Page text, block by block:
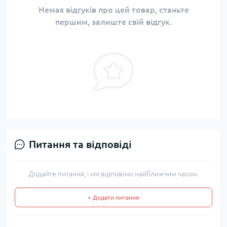
Немає відгуків про цей товар, станьте
першим, залиште свій відгук.
Питання та відповіді
Додайте питання, і ми відповімо найближчим часом.
+ Додати питання